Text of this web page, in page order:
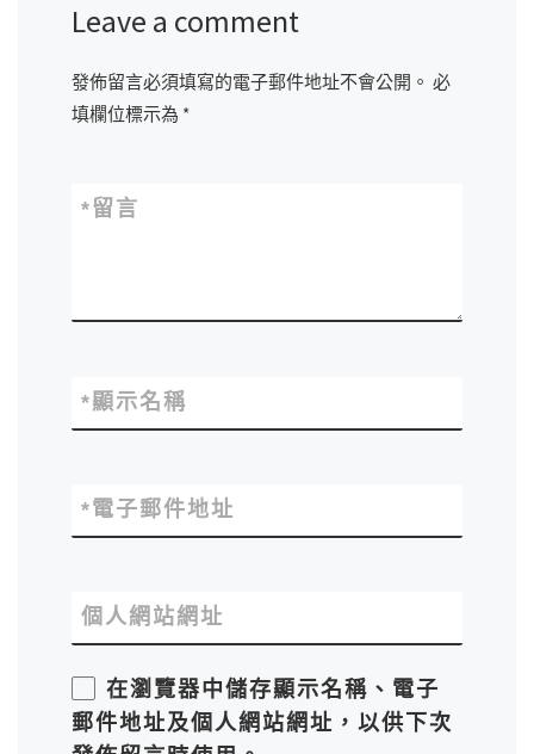
Leave a comment
發佈留言必須填寫的電子郵件地址不會公開。 必
填欄位標示為 *
留言
*
顯示名稱
*
電子郵件地址
*
個人網站網址
在瀏覽器中儲存顯示名稱、電子
郵件地址及個人網站網址，以供下次